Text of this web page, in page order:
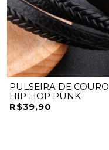
PULSEIRA DE COURO
HIP HOP PUNK
R$39,90